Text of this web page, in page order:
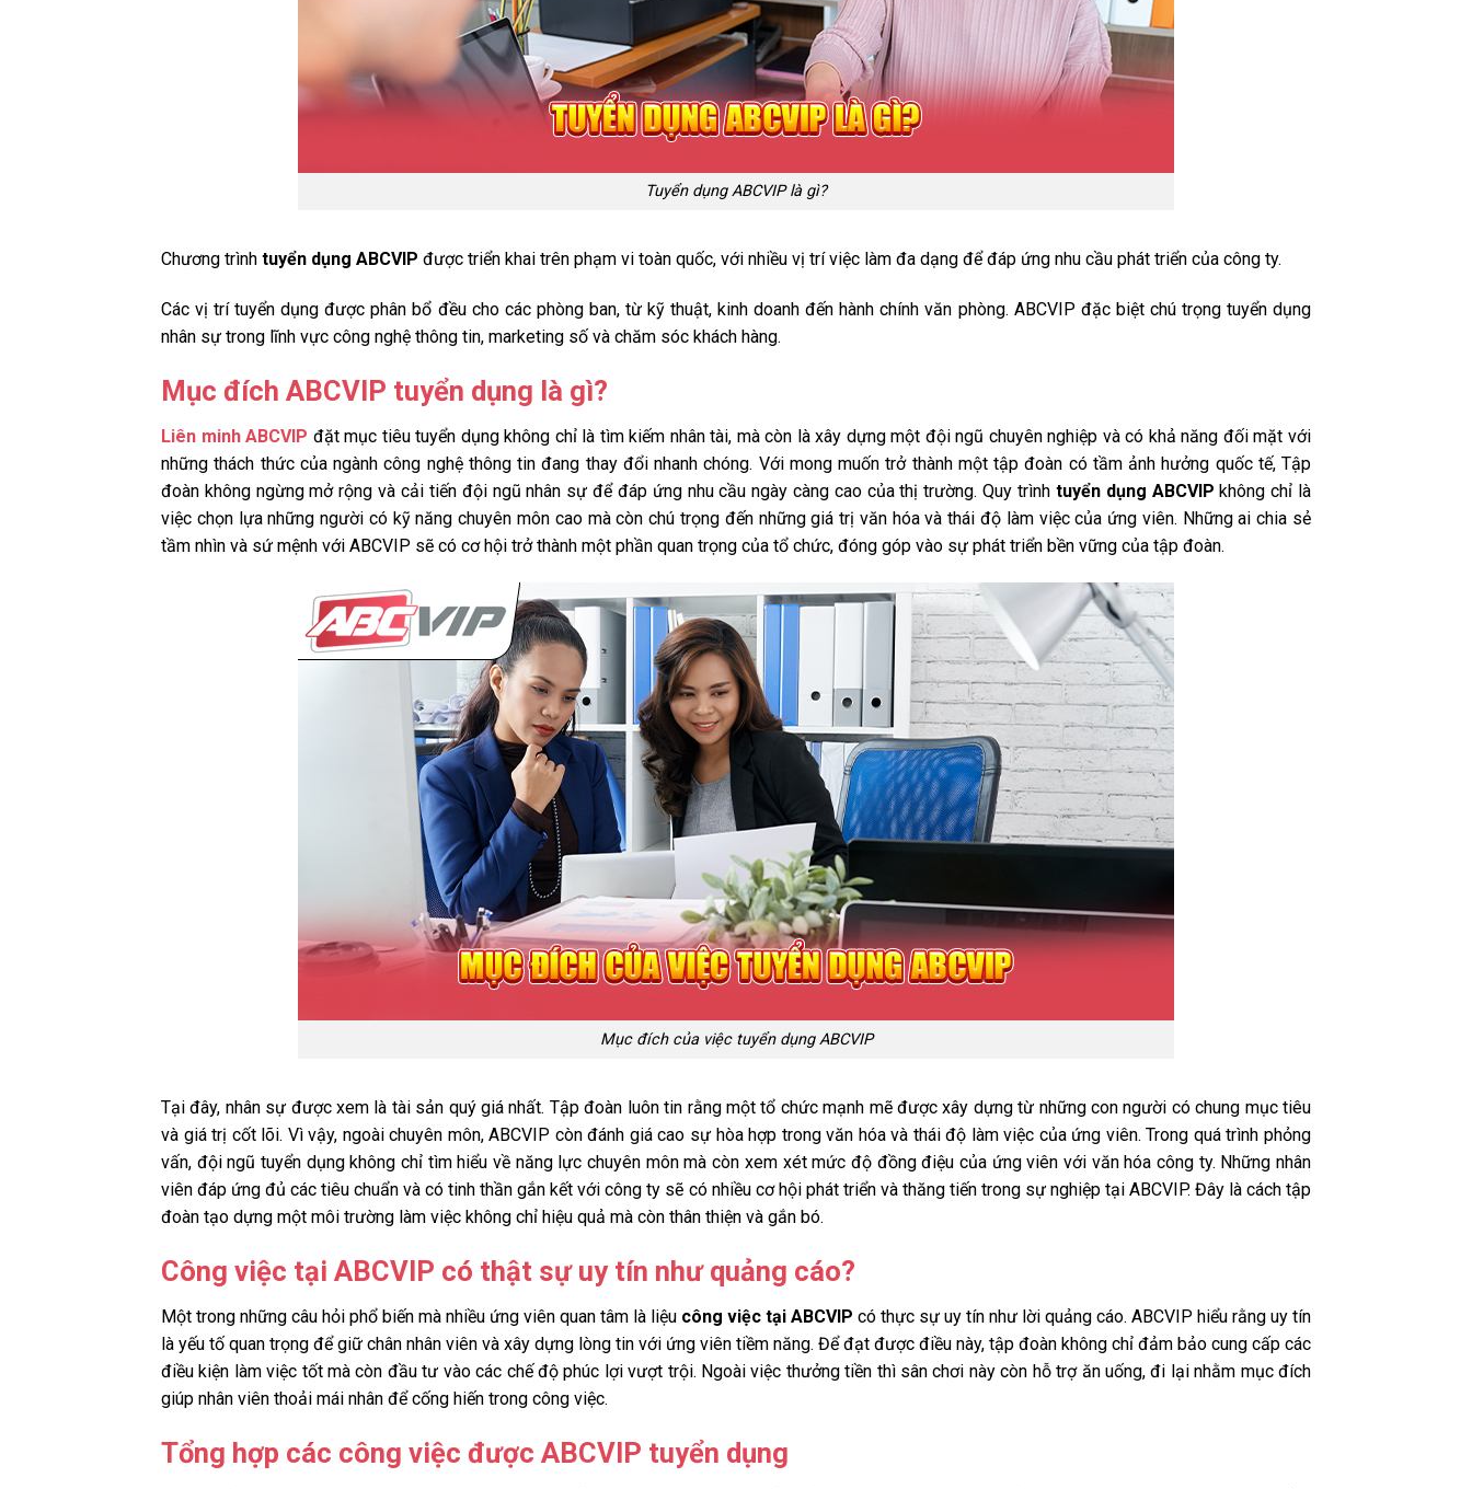
Tuyển dụng ABCVIP là gì?
Chương trình tuyển dụng ABCVIP được triển khai trên phạm vi toàn quốc, với nhiều vị trí việc làm đa dạng để đáp ứng nhu cầu phát triển của công ty.
Các vị trí tuyển dụng được phân bổ đều cho các phòng ban, từ kỹ thuật, kinh doanh đến hành chính văn phòng. ABCVIP đặc biệt chú trọng tuyển dụng
nhân sự trong lĩnh vực công nghệ thông tin, marketing số và chăm sóc khách hàng.
Mục đích ABCVIP tuyển dụng là gì?
Liên minh ABCVIP đặt mục tiêu tuyển dụng không chỉ là tìm kiếm nhân tài, mà còn là xây dựng một đội ngũ chuyên nghiệp và có khả năng đối mặt với
những thách thức của ngành công nghệ thông tin đang thay đổi nhanh chóng. Với mong muốn trở thành một tập đoàn có tầm ảnh hưởng quốc tế, Tập
đoàn không ngừng mở rộng và cải tiến đội ngũ nhân sự để đáp ứng nhu cầu ngày càng cao của thị trường. Quy trình tuyển dụng ABCVIP không chỉ là
việc chọn lựa những người có kỹ năng chuyên môn cao mà còn chú trọng đến những giá trị văn hóa và thái độ làm việc của ứng viên. Những ai chia sẻ
tầm nhìn và sứ mệnh với ABCVIP sẽ có cơ hội trở thành một phần quan trọng của tổ chức, đóng góp vào sự phát triển bền vững của tập đoàn.
Mục đích của việc tuyển dụng ABCVIP
Tại đây, nhân sự được xem là tài sản quý giá nhất. Tập đoàn luôn tin rằng một tổ chức mạnh mẽ được xây dựng từ những con người có chung mục tiêu
và giá trị cốt lõi. Vì vậy, ngoài chuyên môn, ABCVIP còn đánh giá cao sự hòa hợp trong văn hóa và thái độ làm việc của ứng viên. Trong quá trình phỏng
vấn, đội ngũ tuyển dụng không chỉ tìm hiểu về năng lực chuyên môn mà còn xem xét mức độ đồng điệu của ứng viên với văn hóa công ty. Những nhân
viên đáp ứng đủ các tiêu chuẩn và có tinh thần gắn kết với công ty sẽ có nhiều cơ hội phát triển và thăng tiến trong sự nghiệp tại ABCVIP. Đây là cách tập
đoàn tạo dựng một môi trường làm việc không chỉ hiệu quả mà còn thân thiện và gắn bó.
Công việc tại ABCVIP có thật sự uy tín như quảng cáo?
Một trong những câu hỏi phổ biến mà nhiều ứng viên quan tâm là liệu công việc tại ABCVIP có thực sự uy tín như lời quảng cáo. ABCVIP hiểu rằng uy tín
là yếu tố quan trọng để giữ chân nhân viên và xây dựng lòng tin với ứng viên tiềm năng. Để đạt được điều này, tập đoàn không chỉ đảm bảo cung cấp các
điều kiện làm việc tốt mà còn đầu tư vào các chế độ phúc lợi vượt trội. Ngoài việc thưởng tiền thì sân chơi này còn hỗ trợ ăn uống, đi lại nhằm mục đích
giúp nhân viên thoải mái nhân để cống hiến trong công việc.
Tổng hợp các công việc được ABCVIP tuyển dụng